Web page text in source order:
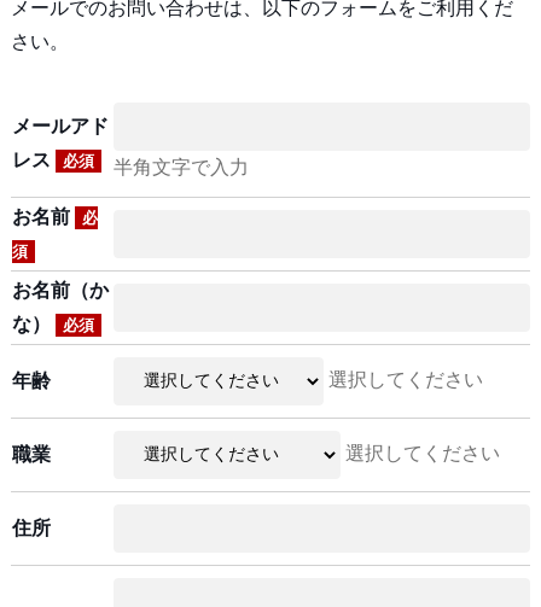
メールでのお問い合わせは、以下のフォームをご利用くだ
さい。
メールアド
レス
必須 半角文字で入力
お名前
必
須
お名前（か
な）
必須
年齢 選択してください
職業 選択してください
住所